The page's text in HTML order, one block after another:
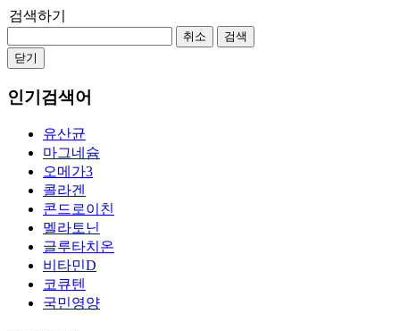
검색하기
취소
검색
닫기
인기검색어
유산균
마그네슘
오메가3
콜라겐
콘드로이친
멜라토닌
글루타치온
비타민D
코큐텐
국민영양